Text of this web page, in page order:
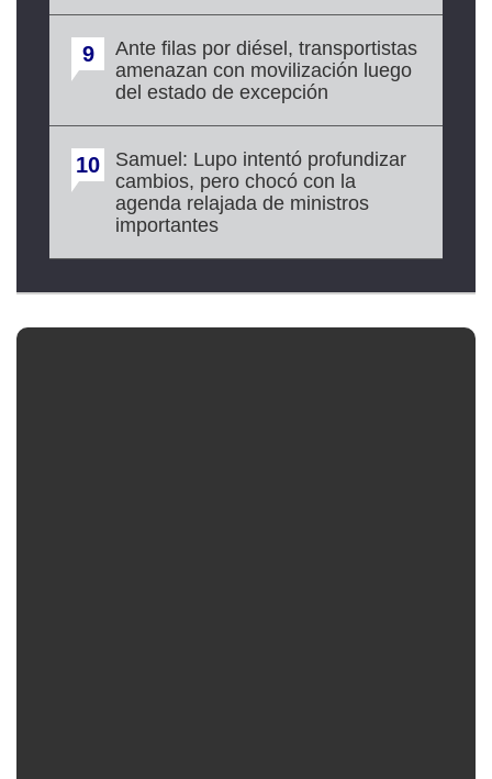
9
Ante filas por diésel, transportistas
amenazan con movilización luego
del estado de excepción
10
Samuel: Lupo intentó profundizar
cambios, pero chocó con la
agenda relajada de ministros
importantes